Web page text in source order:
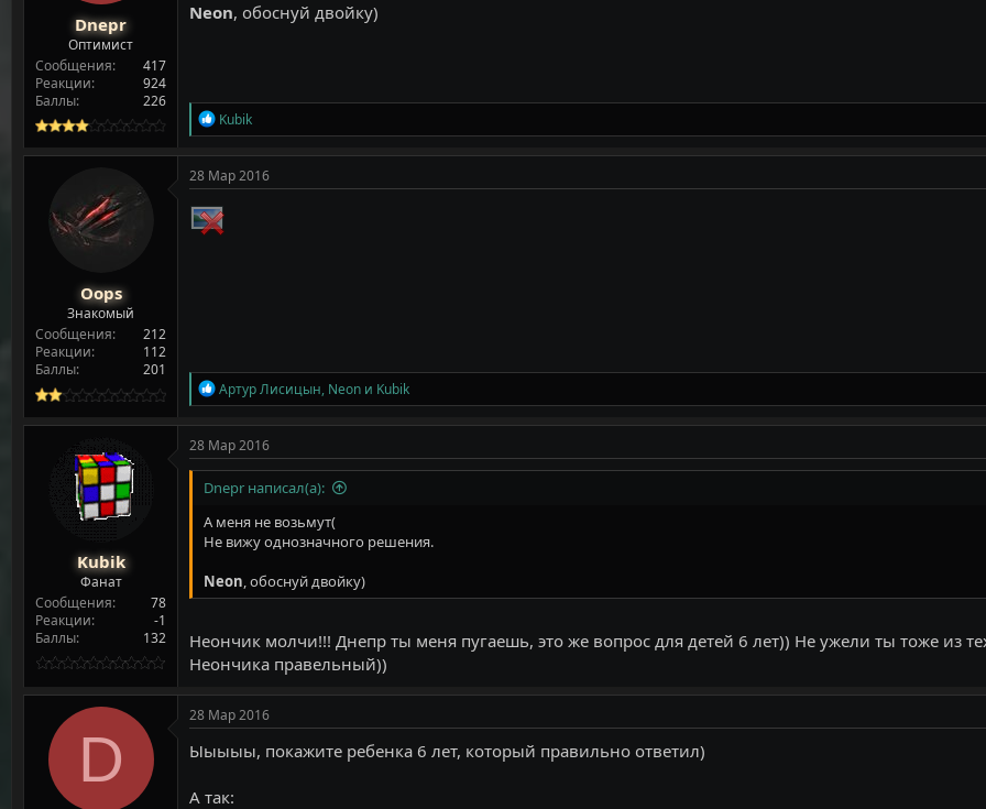
Dnepr
Оптимист
Сообщения
417
Реакции
924
Баллы
226
Neon, обоснуй двойку)
Р
е
а
к
ц
и
и
:
Kubik
Oops
Знакомый
Сообщения
212
Реакции
112
Баллы
201
28 Мар 2016
Р
е
а
к
ц
и
и
Артур Лисицын, Neon и Kubik
Kubik
Фанат
Сообщения
78
Реакции
-1
Баллы
132
28 Мар 2016
Dnepr написал(а):
А меня не возьмут(
Не вижу однозначного решения.
Neon , обоснуй двойку)
Неончик молчи!!! Днепр ты меня пугаешь, это же вопрос для детей 6 лет)) Не ужели ты тоже из
Неончика правельный))
D
28 Мар 2016
Ыыыыы, покажите ребенка 6 лет, который правильно ответил)
А так: